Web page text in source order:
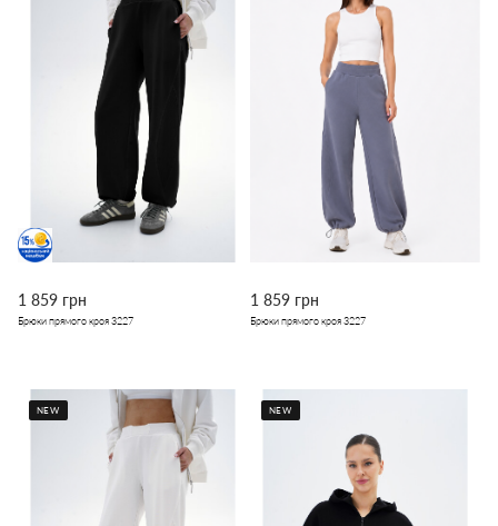
1 859 грн
Брюки прямого кроя 3227
1 859 грн
Брюки прямого кроя 3227
NEW NEW